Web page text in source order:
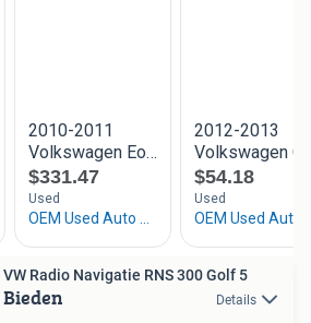
VW Radio Navigatie RNS 300 Golf 5
Bieden Details